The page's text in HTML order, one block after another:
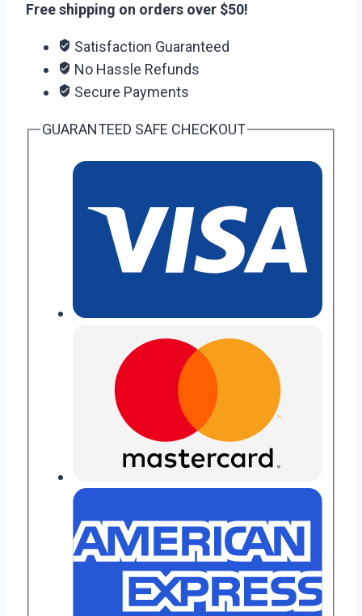
Free shipping on orders over $50!
Satisfaction Guaranteed
No Hassle Refunds
Secure Payments
GUARANTEED SAFE CHECKOUT